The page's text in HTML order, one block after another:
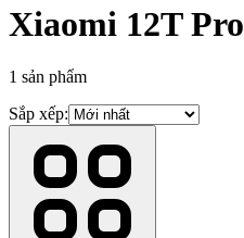
Xiaomi 12T Pro
1 sản phẩm
Sắp xếp: